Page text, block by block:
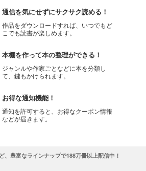
通信を気にせずにサクサク読める！
作品をダウンロードすれば、いつでもど
こでも読書が楽しめます。
本棚を作って本の整理ができる！
ジャンルや作家ごとなどに本を分類し
て、鍵もかけられます。
お得な通知機能！
通知を許可すると、お得なクーポン情報
などが届きます。
、豊富なラインナップで188万冊以上配信中！